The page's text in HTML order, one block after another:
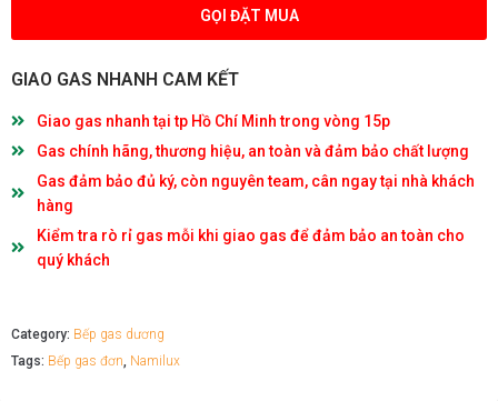
GỌI ĐẶT MUA
GIAO GAS NHANH CAM KẾT
Giao gas nhanh tại tp Hồ Chí Minh trong vòng 15p
Gas chính hãng, thương hiệu, an toàn và đảm bảo chất lượng
Gas đảm bảo đủ ký, còn nguyên team, cân ngay tại nhà khách
hàng
Kiểm tra rò rỉ gas mỗi khi giao gas để đảm bảo an toàn cho
quý khách
Category: Bếp gas dương
Tags: Bếp gas đơn, Namilux